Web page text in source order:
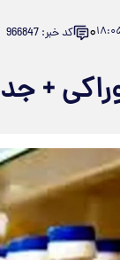
۰ کد خبر: 966847
+